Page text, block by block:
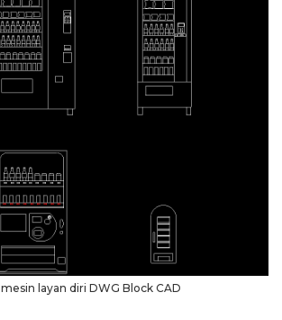
mesin layan diri DWG Block CAD